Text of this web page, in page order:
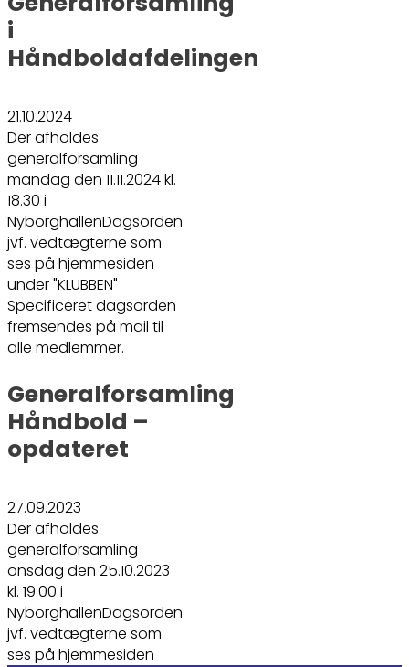
i
Håndboldafdelingen
21.10.2024
Der afholdes
generalforsamling
mandag den 11.11.2024 kl.
18.30 i
NyborghallenDagsorden
jvf. vedtægterne som
ses på hjemmesiden
under "KLUBBEN"
Specificeret dagsorden
fremsendes på mail til
alle medlemmer.
Generalforsamling
Håndbold –
opdateret
27.09.2023
Der afholdes
generalforsamling
onsdag den 25.10.2023
kl. 19.00 i
NyborghallenDagsorden
jvf. vedtægterne som
ses på hjemmesiden